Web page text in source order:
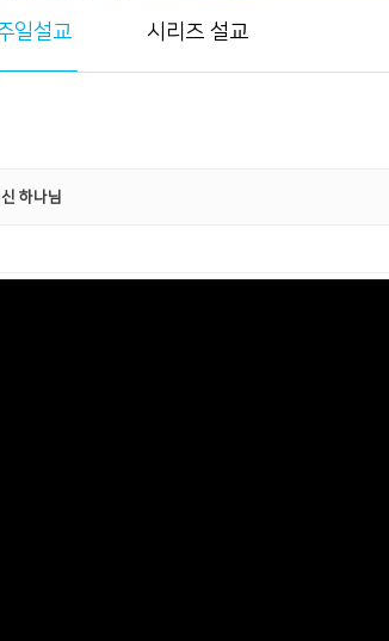
일설교 시리즈 설교
하나님